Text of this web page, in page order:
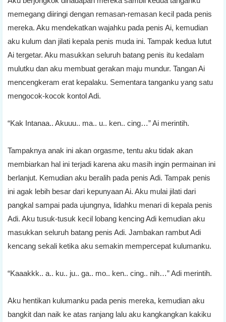
memegang diiringi dengan remasan-remasan kecil pada penis
mereka. Aku mendekatkan wajahku pada penis Ai, kemudian
aku kulum dan jilati kepala penis muda ini. Tampak kedua lutut
Ai tergetar. Aku masukkan seluruh batang penis itu kedalam
mulutku dan aku membuat gerakan maju mundur. Tangan Ai
mencengkeram erat kepalaku. Sementara tanganku yang satu
mengocok-kocok kontol Adi.
“Kak Intanaa.. Akuuu.. ma.. u.. ken.. cing…” Ai merintih.
Tampaknya anak ini akan orgasme, tentu aku tidak akan
membiarkan hal ini terjadi karena aku masih ingin permainan ini
berlanjut. Kemudian aku beralih pada penis Adi. Tampak penis
ini agak lebih besar dari kepunyaan Ai. Aku mulai jilati dari
pangkal sampai pada ujungnya, lidahku menari di kepala penis
Adi. Aku tusuk-tusuk kecil lobang kencing Adi kemudian aku
masukkan seluruh batang penis Adi. Jambakan rambut Adi
kencang sekali ketika aku semakin mempercepat kulumanku.
“Kaaakkk.. a.. ku.. ju.. ga.. mo.. ken.. cing.. nih…” Adi merintih.
Aku hentikan kulumanku pada penis mereka, kemudian aku
bangkit dan naik ke atas ranjang lalu aku kangkangkan kakiku